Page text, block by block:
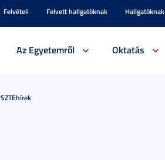
Felvételi Felvett hallgatóknak Hallgatóknak
Az Egyetemről Oktatás
SZTEhírek